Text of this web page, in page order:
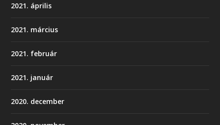
2021. április
2021. március
2021. február
2021. január
2020. december